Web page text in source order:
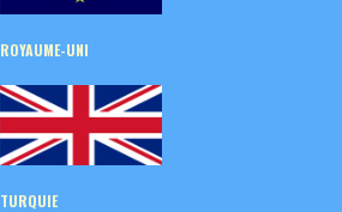
ROYAUME-UNI
TURQUIE